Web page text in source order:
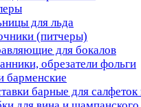
для льда
(питчеры)
для бокалов
обрезатели фольги
барменские
барные для